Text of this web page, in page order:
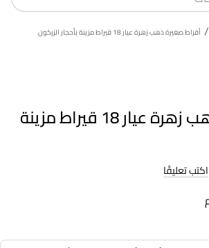
/ أقراط صغيرة ذهب زهرة عيار 18 قيراط مزينة بأحجار الزركون
أقراط صغيرة ذهب زهرة عيار 18 قيراط مزينة
اكتب تعليقًا